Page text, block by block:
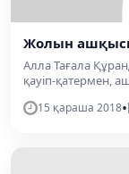
Жолын ашқысы
Алла Тағала
қауіп-қатермен,
15 қараша 2018•